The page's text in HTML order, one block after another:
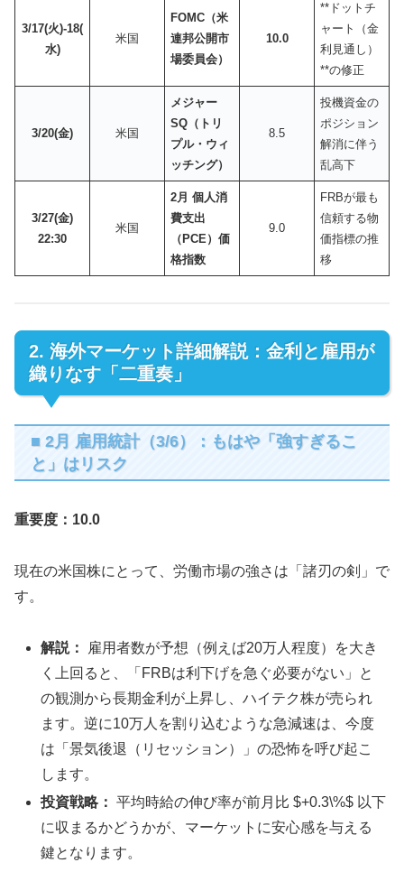
3/17(火)-18(
水)
米国
FOMC（米
連邦公開市
場委員会）
10.0
**ドットチ
ャート（金
利見通し）
**の修正
3/20(金) 米国
メジャー
SQ（トリ
プル・ウィ
ッチング）
8.5
投機資金の
ポジション
解消に伴う
乱高下
3/27(金)
22:30
米国
2月 個人消
費支出
（PCE）価
格指数
9.0
FRBが最も
信頼する物
価指標の推
移
2. 海外マーケット詳細解説：金利と雇用が
織りなす「二重奏」
■ 2月 雇用統計（3/6）：もはや「強すぎるこ
と」はリスク
重要度：10.0
現在の米国株にとって、労働市場の強さは「諸刃の剣」で
す。
解説：
雇用者数が予想（例えば20万人程度）を大き
く上回ると、「FRBは利下げを急ぐ必要がない」と
の観測から長期金利が上昇し、ハイテク株が売られ
ます。逆に10万人を割り込むような急減速は、今度
は「景気後退（リセッション）」の恐怖を呼び起こ
します。
投資戦略： 平均時給の伸び率が前月比 $+0.3\%$ 以下
に収まるかどうかが、マーケットに安心感を与える
鍵となります。